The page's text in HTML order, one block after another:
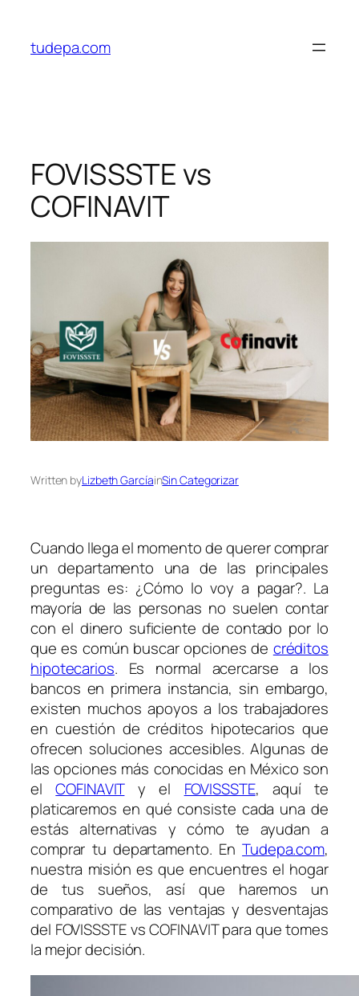
contenido
tudepa.com
FOVISSSTE vs
COFINAVIT
Written byLizbeth GarcíainSin Categorizar
Cuando llega el momento de querer comprar
un departamento una de las principales
preguntas es: ¿Cómo lo voy a pagar?. La
mayoría de las personas no suelen contar
con el dinero suficiente de contado por lo
que es común buscar opciones de créditos
hipotecarios. Es normal acercarse a los
bancos en primera instancia, sin embargo,
existen muchos apoyos a los trabajadores
en cuestión de créditos hipotecarios que
ofrecen soluciones accesibles. Algunas de
las opciones más conocidas en México son
elCOFINAVITy el FOVISSSTE, aquí te
platicaremos en qué consiste cada una de
estás alternativas y cómo te ayudan a
comprar tu departamento. EnTudepa.com,
nuestra misión es que encuentres el hogar
de tus sueños, así que haremos un
comparativo de las ventajas y desventajas
del FOVISSSTE vs COFINAVIT para que tomes
la mejor decisión.